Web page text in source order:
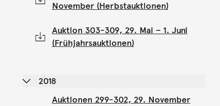
November (Herbstauktionen)
Auktion 303-309, 29. Mai – 1. Juni
(Frühjahrsauktionen)
2018
Auktionen 299-302, 29. November